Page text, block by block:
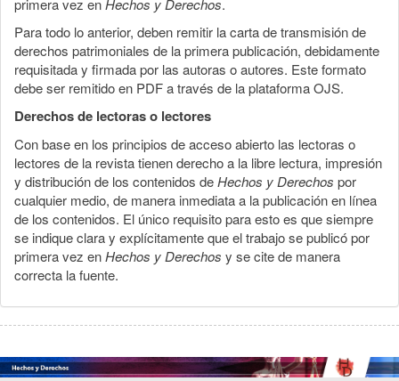
primera vez enHechos y Derechos.
Para todo lo anterior, deben remitir la carta de transmisión de
derechos patrimoniales de la primera publicación, debidamente
requisitada y firmada por las autoras o autores. Este formato
debe ser remitido en PDF a través de la plataforma OJS.
Derechos de lectoras o lectores
Con base en los principios de acceso abierto las lectoras o
lectores de la revista tienen derecho a la libre lectura, impresión
y distribución de los contenidos deHechos y Derechos por
cualquier medio, de manera inmediata a la publicación en línea
de los contenidos. El único requisito para esto es que siempre
se indique clara y explícitamente que el trabajo se publicó por
primera vez enHechos y Derechos y se cite de manera
correcta la fuente.